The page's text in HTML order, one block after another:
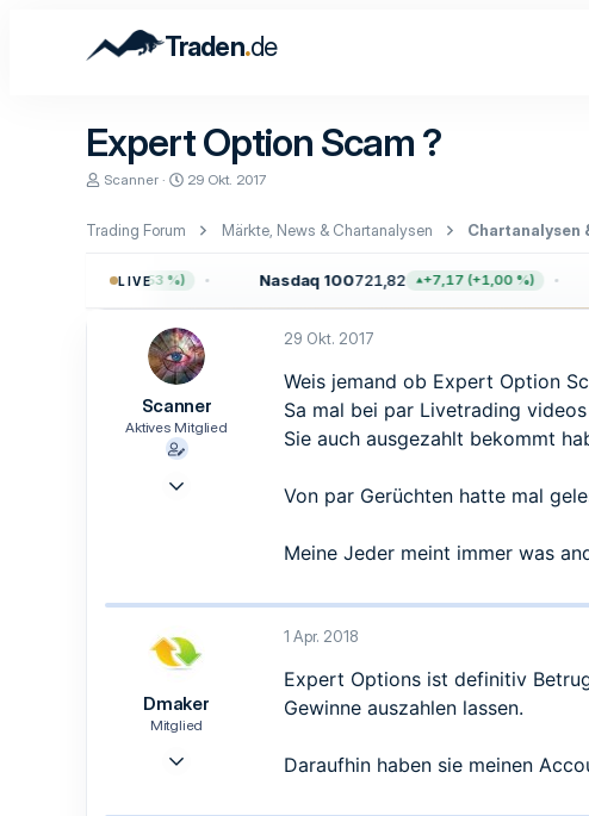
Traden.de
Expert Option Scam ?
E
t
e
Scanner
E
t
a
m
29 Okt. 2017
Trading Forum Märkte, News & Chartanalysen Chartanalysen
LIVE
+40,79 (+0,53 %) Nasdaq 100721,82 +7,17 (+1,00 %)
Scanner
Aktives Mitglied
29 Okt. 2017
Weis jemand ob Expert Option
Sa mal bei par Livetrading
Sie auch ausgezahlt bekommt
Von par Gerüchten hatte mal
Meine Jeder meint immer was
Dmaker
Mitglied
1 Apr. 2018
Expert Options ist definitiv
Gewinne auszahlen lassen.
Daraufhin haben sie meinen